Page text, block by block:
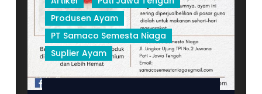
Masyarakat
Juana,
Pati,
Kudus,
Rembang,
Produsen Ayam
PT Samaco Semesta Niaga
Suplier Ayam